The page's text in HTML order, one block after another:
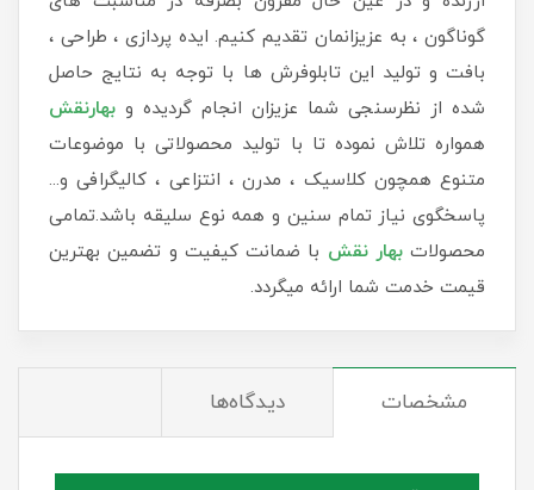
گوناگون ، به عزیزانمان تقدیم کنیم. ایده پردازی ، طراحی ،
بافت و تولید این تابلوفرش ها با توجه به نتایج حاصل
شده از نظرسنجی شما عزیزان انجام گردیده و بهارنقش
همواره تلاش نموده تا با تولید محصولاتی با موضوعات
متنوع همچون کلاسیک ، مدرن ، انتزاعی ، کالیگرافی و...
پاسخگوی نیاز تمام سنین و همه نوع سلیقه باشد.تمامی
محصولاتبهار نقش با ضمانت کیفیت و تضمین بهترین
قیمت خدمت شما ارائه میگردد.
مشخصات دیدگاه‌ها